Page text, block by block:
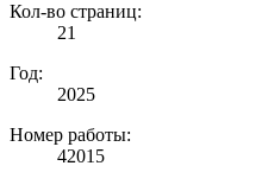
Кол-во страниц:
21
Год:
2025
Номер работы:
42015